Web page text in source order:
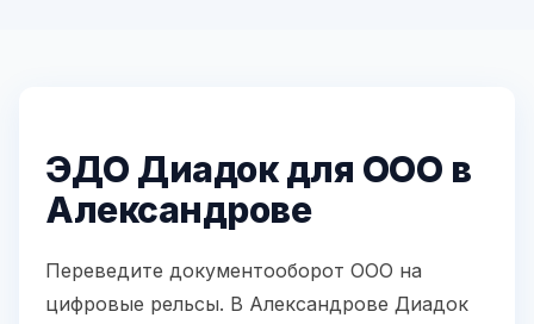
ЭДО Диадок для ООО в
Александрове
Переведите документооборот ООО на
цифровые рельсы. В Александрове Диадок